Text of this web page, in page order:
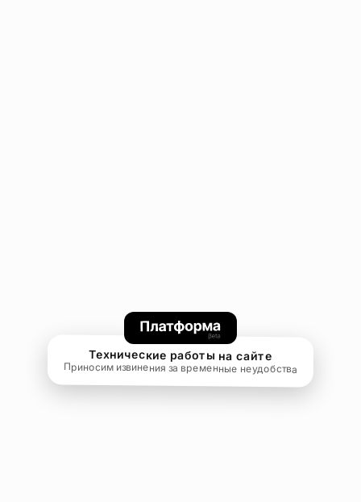
Технические работы на сайте
Приносим извинения за временные неудобства